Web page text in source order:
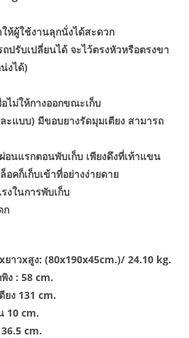
ห้ผู้ใช้งานลุกนั่งได้สะดวก
ปรับเปลี่ยนได้ จะไว้ตรงหัวหรือตรงขา
งได้)
ไม่ให้กางออกขณะเก็บ
ะแบบ) มีขอบยางรัดมุมเตียง สามารถ
อนแรกตอนพับเก็บ เพียงดึงที่เท้าแขน
คก็เก็บเข้าที่อย่างง่ายดาย
งในการพับเก็บ
ก
าวxสูง: (80x190x45cm.)/ 24.10 kg.
ง : 58 cm.
ยง 131 cm.
10 cm.
cm.